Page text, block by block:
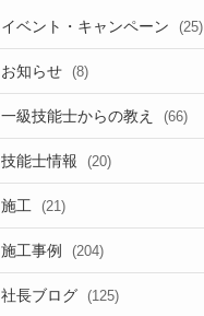
イベント・キャンペーン (25)
お知らせ (8)
一級技能士からの教え (66)
技能士情報 (20)
施工 (21)
施工事例 (204)
社長ブログ (125)